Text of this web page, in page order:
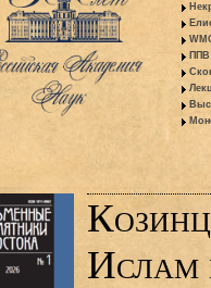
ППВ
Ислам